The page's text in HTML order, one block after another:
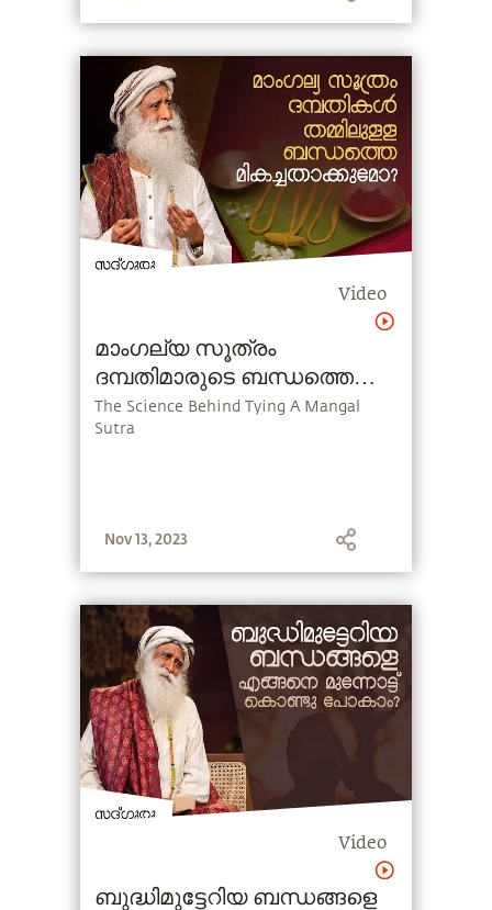
Video
മാംഗല്യ സൂത്രം
ദമ്പതിമാരുടെ ബന്ധത്തെ
മികച്ചതാക്കുമോ ?
The Science Behind Tying A Mangal
Sutra
Nov 13, 2023
Video
ബുദ്ധിമുട്ടേറിയ ബന്ധങ്ങളെ